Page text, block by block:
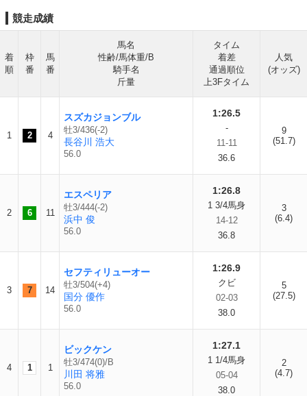
競走成績
着
順
枠
番
馬
番
馬名
性齢/馬体重/B
騎手名
斤量
タイム
着差
通過順位
上3Fタイム
人気
(オッズ)
1 2 4
スズカジョンブル
牡3/436(-2)
長谷川 浩大
56.0
1:26.5
-
11-11
36.6
9
(51.7)
2 6 11
エスペリア
牡3/444(-2)
浜中 俊
56.0
1:26.8
1 3/4馬身
14-12
36.8
3
(6.4)
3 7 14
セフティリューオー
牡3/504(+4)
国分 優作
56.0
1:26.9
クビ
02-03
38.0
5
(27.5)
4 1 1
ビックケン
牡3/474(0)/B
川田 将雅
56.0
1:27.1
1 1/4馬身
05-04
38.0
2
(4.7)